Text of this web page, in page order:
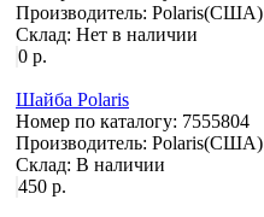
Производитель: Polaris(США)
Склад: Нет в наличии
0 р.
Шайба Polaris
Номер по каталогу: 7555804
Производитель: Polaris(США)
Склад: В наличии
450 р.